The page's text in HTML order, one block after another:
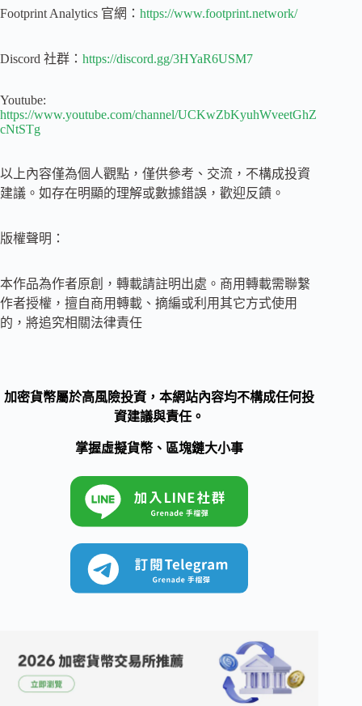
Footprint Analytics 官網： https://www.footprint.network/
Discord 社群： https://discord.gg/3HYaR6USM7
Youtube:
https://www.youtube.com/channel/UCKwZbKyuhWveetGhZ
cNtSTg
以上內容僅為個人觀點，僅供參考、交流，不構成投資
建議。如存在明顯的理解或數據錯誤，歡迎反饋。
版權聲明：
本作品為作者原創，轉載請註明出處。商用轉載需聯繫
作者授權，擅自商用轉載、摘編或利用其它方式使用
的，將追究相關法律責任
加密貨幣屬於高風險投資，本網站內容均不構成任何投
資建議與責任。
掌握虛擬貨幣、區塊鏈大小事